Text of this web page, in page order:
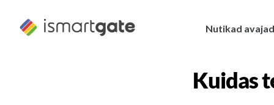
content
Nutikad avajad
Kuidas